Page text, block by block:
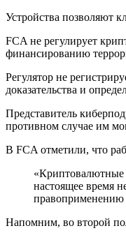
Устройства позволяют
FCA не регулирует
финансированию
Регулятор не
доказательства и
Представитель
противном случае им
В FCA отметили, что
«Криптовалютные
настоящее время
правоприменению
Напомним, во второй